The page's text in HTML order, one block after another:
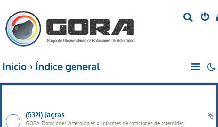
r
Inicio Índice general
(5321) Jagras
GORA: Rotaciones Asteroidales » Informes de rotaciones de asteroides